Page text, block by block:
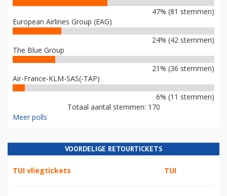
47% (81 stemmen)
European Airlines Group (EAG)
24% (42 stemmen)
The Blue Group
21% (36 stemmen)
Air-France-KLM-SAS(-TAP)
6% (11 stemmen)
Totaal aantal stemmen: 170
Meer polls
VOORDELIGE RETOURTICKETS
TUI vliegtickets TUI